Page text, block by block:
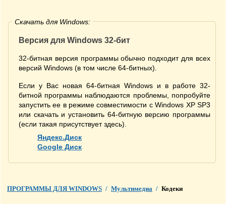
Скачать для Windows:
Версия для Windows 32-бит
32-битная версия программы обычно подходит для всех
версий Windows (в том числе 64-битных).
Если у Вас новая 64-битная Windows и в работе 32-
битной программы наблюдаются проблемы, попробуйте
запустить ее в режиме совместимости с Windows XP SP3
или скачать и установить 64-битную версию программы
(если такая присутствует здесь).
Яндекс.Диск
Google Диск
ПРОГРАММЫ ДЛЯ WINDOWS / Мультимедиа / Кодеки